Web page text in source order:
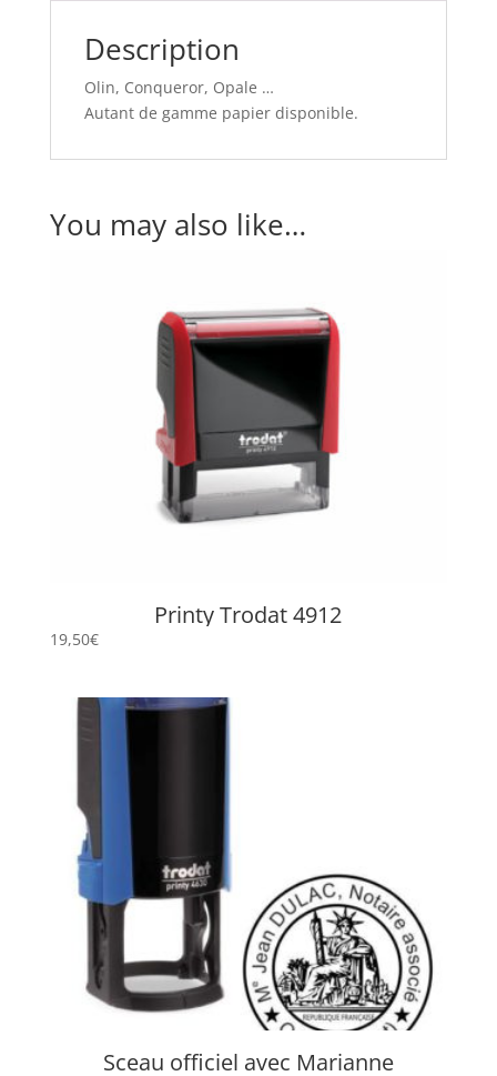
Description
Olin, Conqueror, Opale …
Autant de gamme papier disponible.
You may also like…
Printy Trodat 4912
19,50€
Sceau officiel avec Marianne